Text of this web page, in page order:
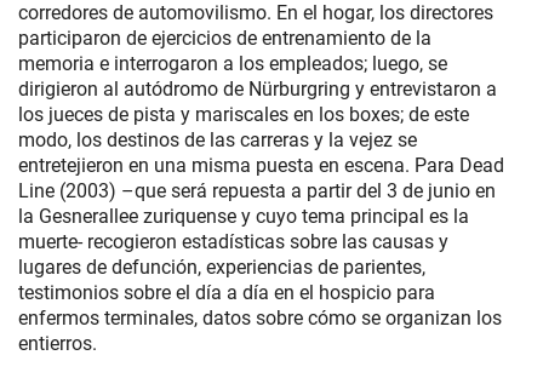
corredores de automovilismo. En el hogar, los directores
participaron de ejercicios de entrenamiento de la
memoria e interrogaron a los empleados; luego, se
dirigieron al autódromo de Nürburgring y entrevistaron a
los jueces de pista y mariscales en los boxes; de este
modo, los destinos de las carreras y la vejez se
entretejieron en una misma puesta en escena. Para Dead
Line (2003) –que será repuesta a partir del 3 de junio en
la Gesnerallee zuriquense y cuyo tema principal es la
muerte- recogieron estadísticas sobre las causas y
lugares de defunción, experiencias de parientes,
testimonios sobre el día a día en el hospicio para
enfermos terminales, datos sobre cómo se organizan los
entierros.